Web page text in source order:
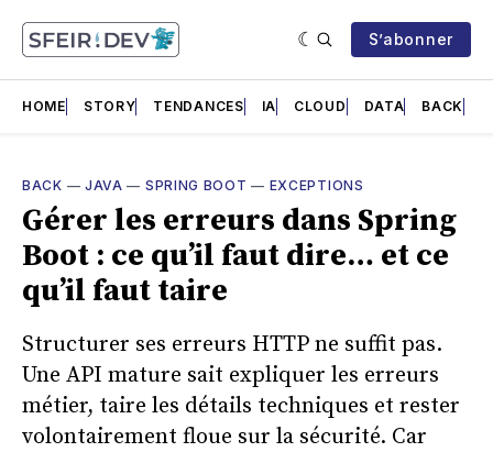
S’abonner
HOME STORY TENDANCES IA CLOUD DATA BACK
BACK — JAVA — SPRING BOOT — EXCEPTIONS
Gérer les erreurs dans Spring
Boot : ce qu’il faut dire… et ce
qu’il faut taire
Structurer ses erreurs HTTP ne suffit pas.
Une API mature sait expliquer les erreurs
métier, taire les détails techniques et rester
volontairement floue sur la sécurité. Car